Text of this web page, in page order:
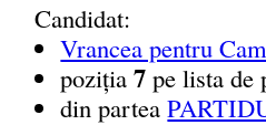
Candidat:
Vrancea pentru
poziția7 pe lista de
din partea